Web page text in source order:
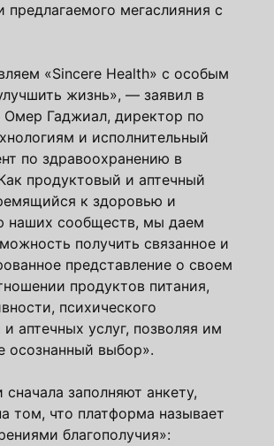
предлагаемого мегаслияния с
«Sincere Health» с особым
жизнь», — заявил в
Омер Гаджиал, директор по
и исполнительный
по здравоохранению в
продуктовый и аптечный
к здоровью и
наших сообществ, мы даем
получить связанное и
представление о своем
продуктов питания,
психического
и аптечных услуг, позволяя им
осознанный выбор».
сначала заполняют анкету,
том, что платформа называет
благополучия»: